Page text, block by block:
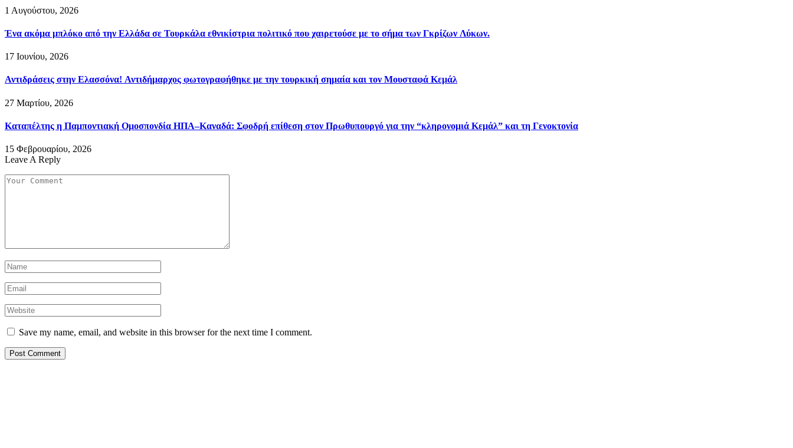
1 Αυγούστου, 2026
Ένα ακόμα μπλόκο από την Ελλάδα σε Τουρκάλα εθνικίστρια πολιτικό που χαιρετούσε με το σήμα των Γκρίζων Λύκων.
17 Ιουνίου, 2026
Αντιδράσεις στην Ελασσόνα! Αντιδήμαρχος φωτογραφήθηκε με την τουρκική σημαία και τον Μουσταφά Κεμάλ
27 Μαρτίου, 2026
Καταπέλτης η Παμποντιακή Ομοσπονδία ΗΠΑ–Καναδά: Σφοδρή επίθεση στον Πρωθυπουργό για την “κληρονομιά Κεμάλ” και τη Γενοκτονία
15 Φεβρουαρίου, 2026
Leave A Reply
Save my name, email, and website in this browser for the next time I comment.